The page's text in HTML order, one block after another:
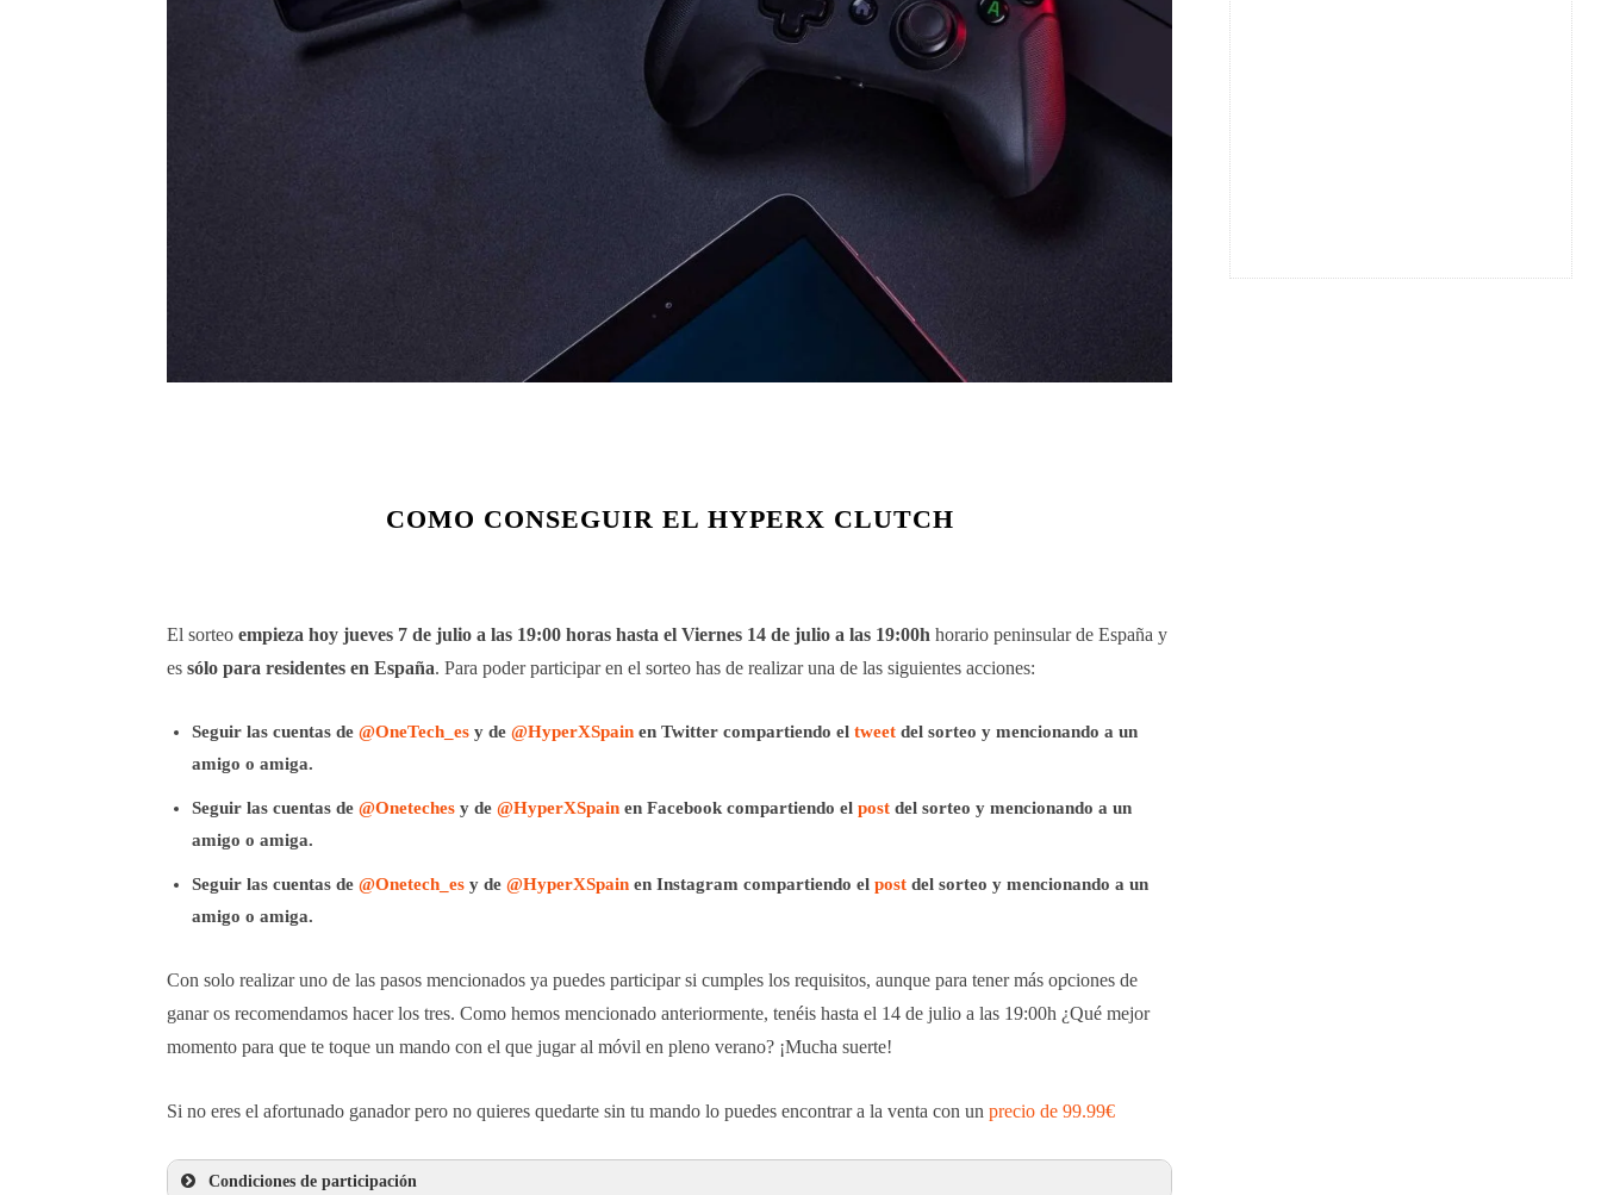
COMO CONSEGUIR EL HYPERX CLUTCH
El sorteo empieza hoy jueves 7 de julio a las 19:00 horas hasta el Viernes 14 de julio a las 19:00h horario peninsular de España y
es sólo para residentes en España. Para poder participar en el sorteo has de realizar una de las siguientes acciones:
Seguir las cuentas de @OneTech_es y de @HyperXSpain en Twitter compartiendo el tweet del sorteo y mencionando a un
amigo o amiga.
Seguir las cuentas de @Oneteches y de @HyperXSpain en Facebook compartiendo el post del sorteo y mencionando a un
amigo o amiga.
Seguir las cuentas de @Onetech_es y de @HyperXSpain en Instagram compartiendo el post del sorteo y mencionando a un
amigo o amiga.
Con solo realizar uno de las pasos mencionados ya puedes participar si cumples los requisitos, aunque para tener más opciones de
ganar os recomendamos hacer los tres. Como hemos mencionado anteriormente, tenéis hasta el 14 de julio a las 19:00h ¿Qué mejor
momento para que te toque un mando con el que jugar al móvil en pleno verano? ¡Mucha suerte!
Si no eres el afortunado ganador pero no quieres quedarte sin tu mando lo puedes encontrar a la venta con un precio de 99.99€
Condiciones de participación